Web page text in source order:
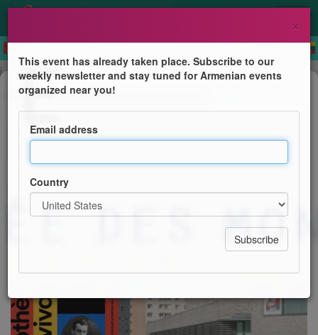
Book Presentation
Présentation du livre La
Bibliothèque et le survivant de Boris
×
This event has already taken place. Subscribe to our
weekly newsletter and stay tuned for Armenian events
organized near you!
Email address
Country